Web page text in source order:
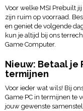
Voor welke MSI Prebuilt
zijn ruim op voorraad.
en geniet de volgende
kun je altijd bij ons
Game Computer.
Nieuw: Betaal je
termijnen
Voor ieder wat wils! Bij
Game PC in termijnen te
jouw gewenste